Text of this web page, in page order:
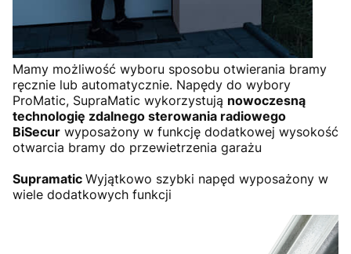
Mamy możliwość wyboru sposobu otwierania bramy
ręcznie lub automatycznie. Napędy do wybory
ProMatic, SupraMatic wykorzystują nowoczesną
technologię zdalnego sterowania radiowego
BiSecur wyposażony w funkcję dodatkowej wysokość
otwarcia bramy do przewietrzenia garażu
Supramatic Wyjątkowo szybki napęd wyposażony w
wiele dodatkowych funkcji